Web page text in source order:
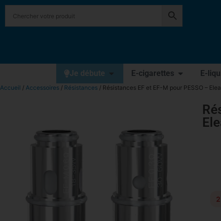
Je débute E-cigarettes E-
Accueil / Accessoires / Résistances / Résistances EF et EF-M pour PESSO –
2